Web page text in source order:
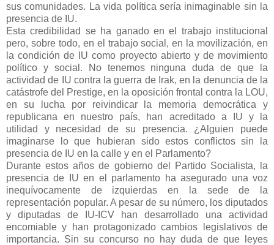
sus comunidades. La vida política sería inimaginable sin la
presencia de IU.
Esta credibilidad se ha ganado en el trabajo institucional
pero, sobre todo, en el trabajo social, en la movilización, en
la condición de IU como proyecto abierto y de movimiento
político y social. No tenemos ninguna duda de que la
actividad de IU contra la guerra de Irak, en la denuncia de la
catástrofe del Prestige, en la oposición frontal contra la LOU,
en su lucha por reivindicar la memoria democrática y
republicana en nuestro país, han acreditado a IU y la
utilidad y necesidad de su presencia. ¿Alguien puede
imaginarse lo que hubieran sido estos conflictos sin la
presencia de IU en la calle y en el Parlamento?
Durante estos años de gobierno del Partido Socialista, la
presencia de IU en el parlamento ha asegurado una voz
inequívocamente de izquierdas en la sede de la
representación popular. A pesar de su número, los diputados
y diputadas de IU-ICV han desarrollado una actividad
encomiable y han protagonizado cambios legislativos de
importancia. Sin su concurso no hay duda de que leyes